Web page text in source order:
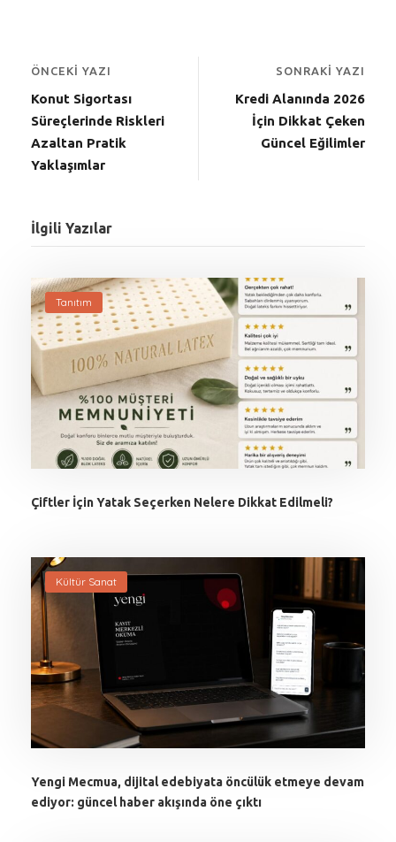
ÖNCEKI YAZI
Konut Sigortası
Süreçlerinde Riskleri
Azaltan Pratik
Yaklaşımlar
SONRAKI YAZI
Kredi Alanında 2026
İçin Dikkat Çeken
Güncel Eğilimler
İlgili Yazılar
Tanıtım
Çiftler İçin Yatak Seçerken Nelere Dikkat Edilmeli?
Kültür Sanat
Yengi Mecmua, dijital edebiyata öncülük etmeye devam
ediyor: güncel haber akışında öne çıktı